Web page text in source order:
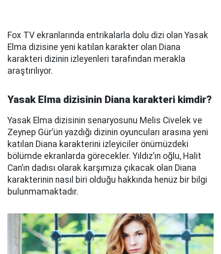
Fox TV ekranlarında entrikalarla dolu dizi olan Yasak
Elma dizisine yeni katılan karakter olan Diana
karakteri dizinin izleyenleri tarafından merakla
araştırılıyor.
Yasak Elma dizisinin Diana karakteri kimdir?
Yasak Elma dizisinin senaryosunu Melis Civelek ve
Zeynep Gür’ün yazdığı dizinin oyuncuları arasına yeni
katılan Diana karakterini izleyiciler önümüzdeki
bölümde ekranlarda görecekler. Yıldız’ın oğlu, Halit
Can’ın dadısı olarak karşımıza çıkacak olan Diana
karakterinin nasıl biri olduğu hakkında henüz bir bilgi
bulunmamaktadır.